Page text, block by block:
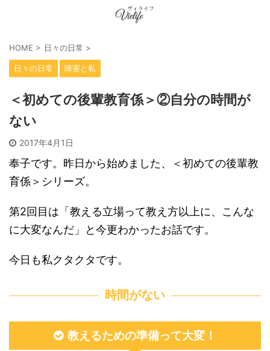
HOME > 日々の日常 >
日々の日常 障害と私
＜初めての後輩教育係＞②自分の時間が
ない
2017年4月1日
奉子です。昨日から始めました、＜初めての後輩教
育係＞シリーズ。
第2回目は「教える立場って教え方以上に、こんな
に大変なんだ」と今更わかったお話です。
今日も私クタクタです。
時間がない
教えるための準備って大変！